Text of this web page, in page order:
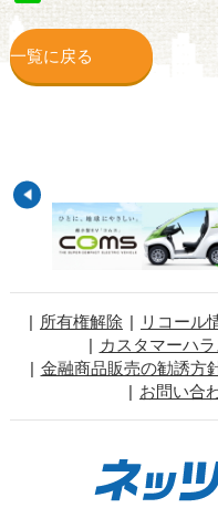
一覧に戻る
所有権解除 リコール
カスタマーハ
金融商品販売の勧誘方
お問い合